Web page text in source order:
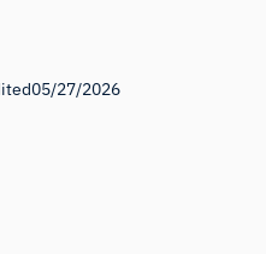
05/27/2026